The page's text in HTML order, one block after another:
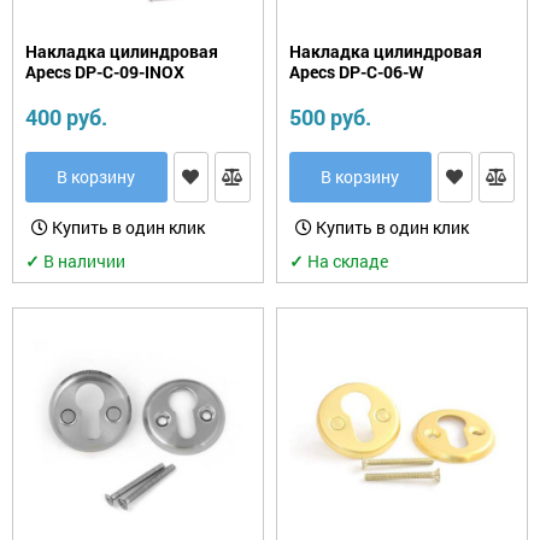
Накладка цилиндровая
Apecs DP-C-09-INOX
400 руб.
В корзину
Купить в один клик
✓ В наличии
Накладка цилиндровая
Apecs DP-C-06-W
500 руб.
В корзину
Купить в один клик
✓ На складе